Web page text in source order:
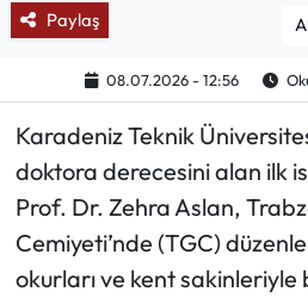
Paylaş A
08.07.2026 - 12:56
Karadeniz Teknik
doktora derecesini alan ilk
Prof. Dr. Zehra Aslan,
Cemiyeti’nde (TGC)
okurları ve kent
BIK
ASTROLOJİ
Spor Yazıları
Mektup Galeri
Ekonomi